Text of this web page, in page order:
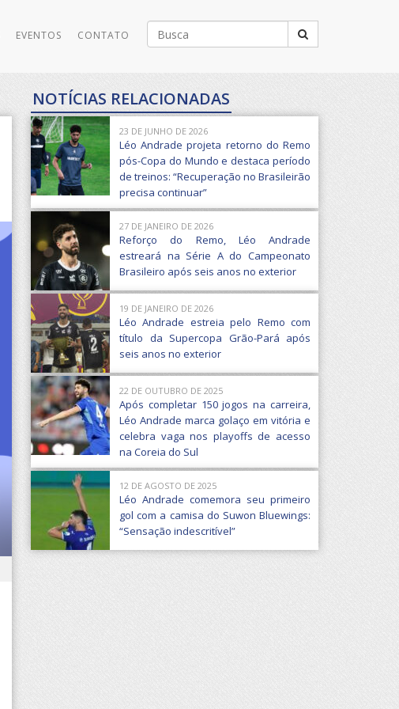
Buscar
por:
EVENTOS CONTATO
NOTÍCIAS RELACIONADAS
23 DE JUNHO DE 2026
Léo Andrade projeta retorno do Remo
pós-Copa do Mundo e destaca período
de treinos: “Recuperação no Brasileirão
precisa continuar”
27 DE JANEIRO DE 2026
Reforço do Remo, Léo Andrade
estreará na Série A do Campeonato
Brasileiro após seis anos no exterior
19 DE JANEIRO DE 2026
Léo Andrade estreia pelo Remo com
título da Supercopa Grão-Pará após
seis anos no exterior
22 DE OUTUBRO DE 2025
Após completar 150 jogos na carreira,
Léo Andrade marca golaço em vitória e
celebra vaga nos playoffs de acesso
na Coreia do Sul
12 DE AGOSTO DE 2025
Léo Andrade comemora seu primeiro
gol com a camisa do Suwon Bluewings:
“Sensação indescritível”